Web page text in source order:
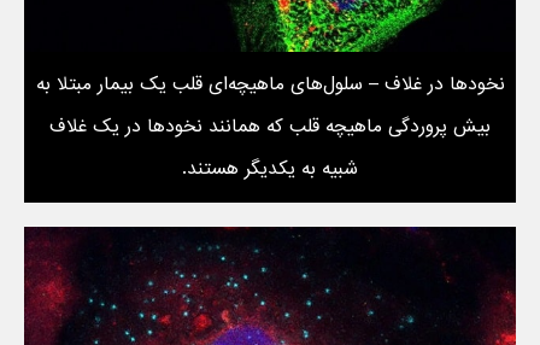
نخودها در غلاف – سلول‌های ماهیچه‌ای قلب یک بیمار مبتلا به
بیش پروردگی ماهیچه قلب که همانند نخودها در یک غلاف
شبیه به یکدیگر هستند.